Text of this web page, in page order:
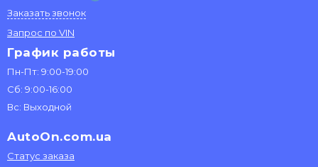
Заказать звонок
Запрос по VIN
График работы
Пн-Пт: 9:00-19:00
Сб: 9:00-16:00
Вс: Выходной
AutoOn.com.ua
Статус заказа